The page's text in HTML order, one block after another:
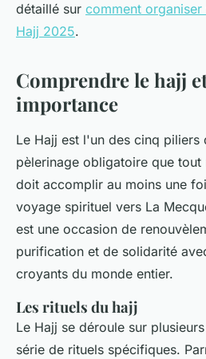
détaillé sur comment
Hajj 2025.
Comprendre le hajj
importance
Le Hajj est l'un des cinq piliers
pèlerinage obligatoire que tout
doit accomplir au moins une
voyage spirituel vers La
est une occasion de
purification et de solidarité
croyants du monde entier.
Les rituels du hajj
Le Hajj se déroule sur
série de rituels spécifiques.